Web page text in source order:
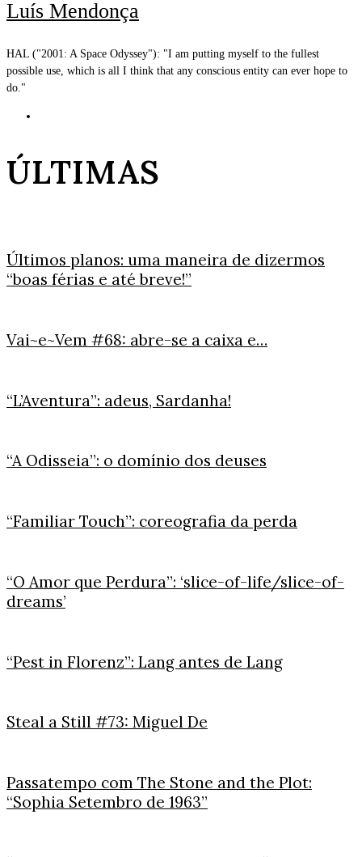
Luís Mendonça
HAL ("2001: A Space Odyssey"): "I am putting myself to the fullest
possible use, which is all I think that any conscious entity can ever hope to
do."
ÚLTIMAS
Últimos planos: uma maneira de dizermos
“boas férias e até breve!”
Vai~e~Vem #68: abre-se a caixa e…
“L’Aventura”: adeus, Sardanha!
“A Odisseia”: o domínio dos deuses
“Familiar Touch”: coreografia da perda
“O Amor que Perdura”: ‘slice-of-life/slice-of-
dreams’
“Pest in Florenz”: Lang antes de Lang
Steal a Still #73: Miguel De
Passatempo com The Stone and the Plot:
“Sophia Setembro de 1963”